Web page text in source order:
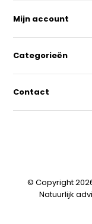
Mijn account
Categorieën
Contact
© Copyright
Natuurlijk